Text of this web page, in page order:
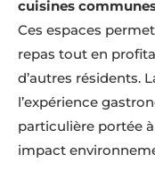
cuisines
Ces espaces
repas tout en
d’autres résidents.
l’expérience
particulière portée
impact